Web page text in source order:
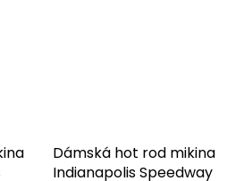
Dámská hot rod mikina
Indianapolis Speedway